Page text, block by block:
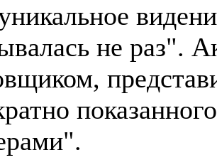
не раз".